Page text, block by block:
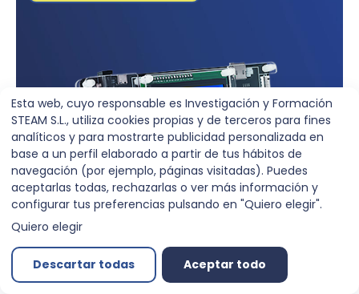
Esta web, cuyo responsable es Investigación y Formación
STEAM S.L., utiliza cookies propias y de terceros para fines
analíticos y para mostrarte publicidad personalizada en
base a un perfil elaborado a partir de tus hábitos de
navegación (por ejemplo, páginas visitadas). Puedes
aceptarlas todas, rechazarlas o ver más información y
configurar tus preferencias pulsando en "Quiero elegir".
Quiero elegir
Descartar todas Aceptar todo